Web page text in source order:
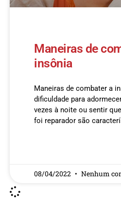
Maneiras de
insônia
Maneiras de combater a
dificuldade para
vezes à noite ou sentir
foi reparador são
08/04/2022 Nenhum